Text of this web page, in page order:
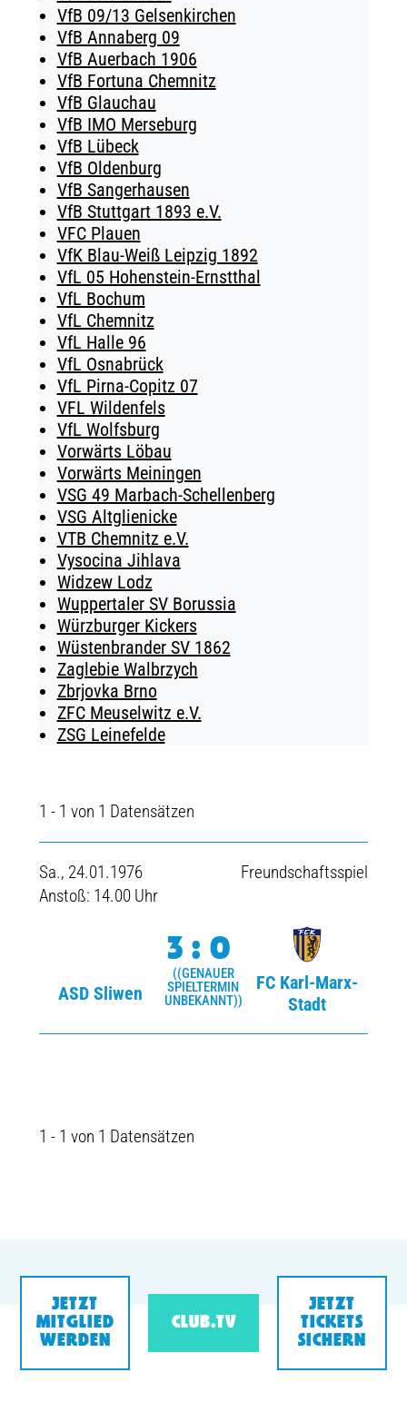
VfB 09/13 Gelsenkirchen
VfB Annaberg 09
VfB Auerbach 1906
VfB Fortuna Chemnitz
VfB Glauchau
VfB IMO Merseburg
VfB Lübeck
VfB Oldenburg
VfB Sangerhausen
VfB Stuttgart 1893 e.V.
VFC Plauen
VfK Blau-Weiß Leipzig 1892
VfL 05 Hohenstein-Ernstthal
VfL Bochum
VfL Chemnitz
VfL Halle 96
VfL Osnabrück
VfL Pirna-Copitz 07
VFL Wildenfels
VfL Wolfsburg
Vorwärts Löbau
Vorwärts Meiningen
VSG 49 Marbach-Schellenberg
VSG Altglienicke
VTB Chemnitz e.V.
Vysocina Jihlava
Widzew Lodz
Wuppertaler SV Borussia
Würzburger Kickers
Wüstenbrander SV 1862
Zaglebie Walbrzych
Zbrjovka Brno
ZFC Meuselwitz e.V.
ZSG Leinefelde
1 - 1 von 1 Datensätzen
Sa., 24.01.1976
Anstoß: 14.00 Uhr
Freundschaftsspiel
ASD Sliwen
3:0
((GENAUER
SPIELTERMIN
UNBEKANNT))
FC Karl-Marx-
Stadt
1 - 1 von 1 Datensätzen
JETZT
MITGLIED
WERDEN
CLUB.TV
JETZT
TICKETS
SICHERN